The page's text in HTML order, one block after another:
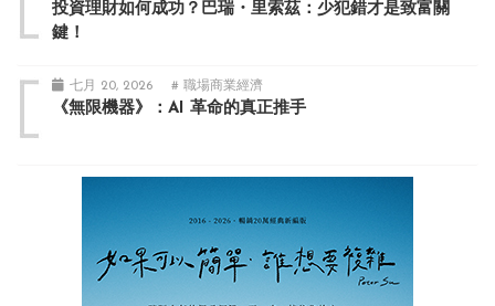
投資理財如何成功？巴瑞・里索茲：少犯錯才是致富關
鍵！
七月 20, 2026 # 職場商業經濟
《無限機器》：AI 革命的真正推手